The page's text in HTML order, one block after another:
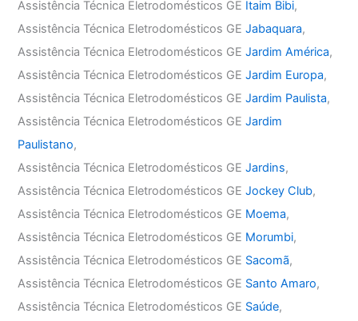
Assistência Técnica Eletrodomésticos GE Itaim Bibi,
Assistência Técnica Eletrodomésticos GEJabaquara,
Assistência Técnica Eletrodomésticos GEJardim América,
Assistência Técnica Eletrodomésticos GEJardim Europa,
Assistência Técnica Eletrodomésticos GEJardim Paulista,
Assistência Técnica Eletrodomésticos GEJardim
Paulistano,
Assistência Técnica Eletrodomésticos GEJardins,
Assistência Técnica Eletrodomésticos GEJockey Club,
Assistência Técnica Eletrodomésticos GE Moema,
Assistência Técnica Eletrodomésticos GE Morumbi,
Assistência Técnica Eletrodomésticos GE Sacomã,
Assistência Técnica Eletrodomésticos GE Santo Amaro,
Assistência Técnica Eletrodomésticos GE Saúde,